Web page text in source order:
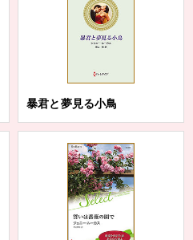
暴君と夢見る小鳥